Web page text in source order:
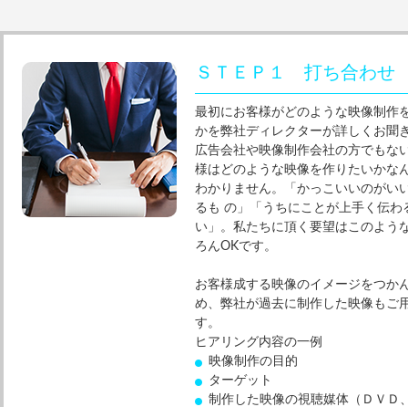
ＳＴＥＰ１ 打ち合わせ
最初にお客様がどのような映像制作
かを弊社ディレクターが詳しくお聞
広告会社や映像制作会社の方でもな
様はどのような映像を作りたいかな
わかりません。「かっこいいのがい
るも の」「うちにことが上手く伝わ
い」。私たちに頂く要望はこのよう
ろんOKです。
お客様成する映像のイメージをつか
め、弊社が過去に制作した映像もご
す。
ヒアリング内容の一例
映像制作の目的
ターゲット
制作した映像の視聴媒体（ＤＶＤ